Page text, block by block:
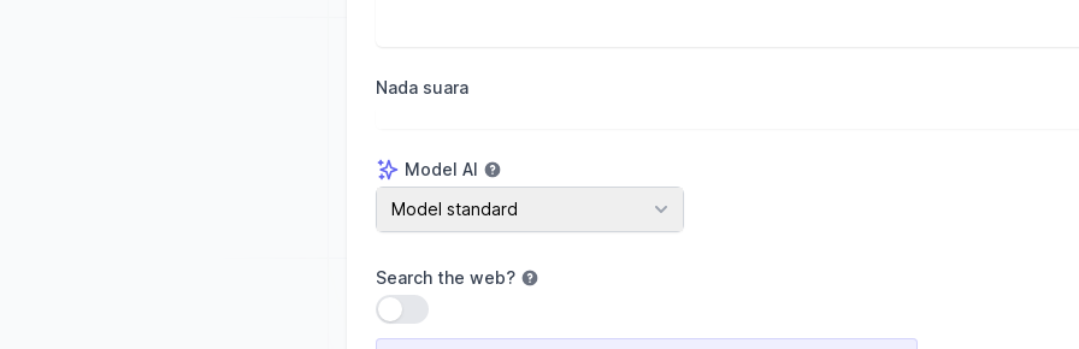
Nada suara
Model AI
Model AI
Model standard
Search the web?
Gunakan tetapan